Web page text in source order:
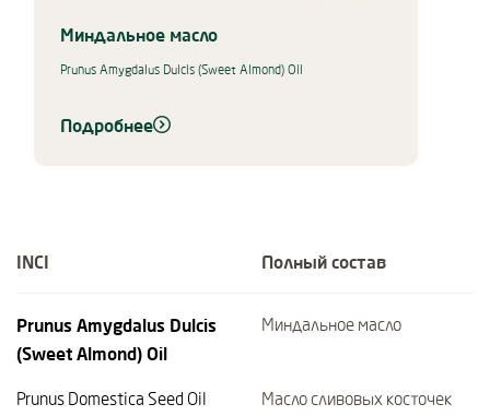
Миндальное масло
Prunus Amygdalus Dulcis (Sweet Almond) Oil
Подробнее
INCI Полный состав
Prunus Amygdalus Dulcis
(Sweet Almond) Oil
Миндальное масло
Prunus Domestica Seed Oil Масло сливовых косточек